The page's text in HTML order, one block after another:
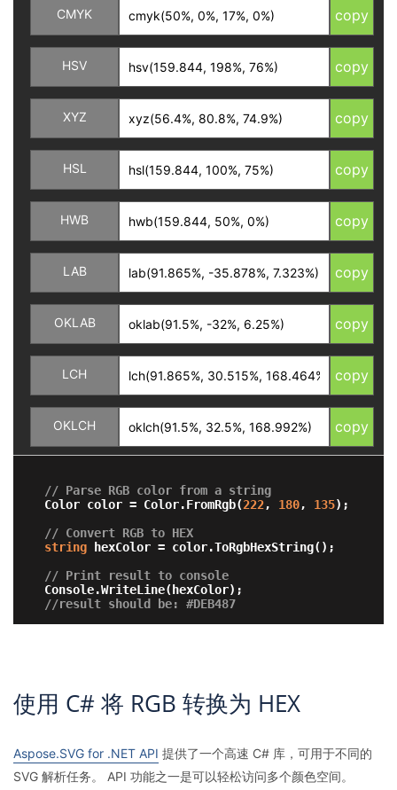
CMYK copy
HSV copy
XYZ copy
HSL copy
HWB copy
LAB copy
OKLAB copy
LCH copy
OKLCH copy
// Parse RGB color from a string
Color color = Color.FromRgb(222, 180, 135);
// Convert RGB to HEX
string hexColor = color.ToRgbHexString();
// Print result to console
//result should be: #DEB487
使用 C# 将 RGB 转换为 HEX
Aspose.SVG for .NET API 提供了一个高速 C# 库，可用于不同的
SVG 解析任务。 API 功能之一是可以轻松访问多个颜色空间。